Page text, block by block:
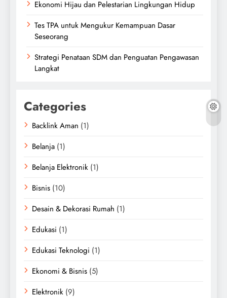
Ekonomi Hijau dan Pelestarian Lingkungan Hidup
Tes TPA untuk Mengukur Kemampuan Dasar
Seseorang
Strategi Penataan SDM dan Penguatan Pengawasan
Langkat
Categories
Backlink Aman (1)
Belanja (1)
Belanja Elektronik (1)
Bisnis (10)
Desain & Dekorasi Rumah (1)
Edukasi (1)
Edukasi Teknologi (1)
Ekonomi & Bisnis (5)
Elektronik (9)